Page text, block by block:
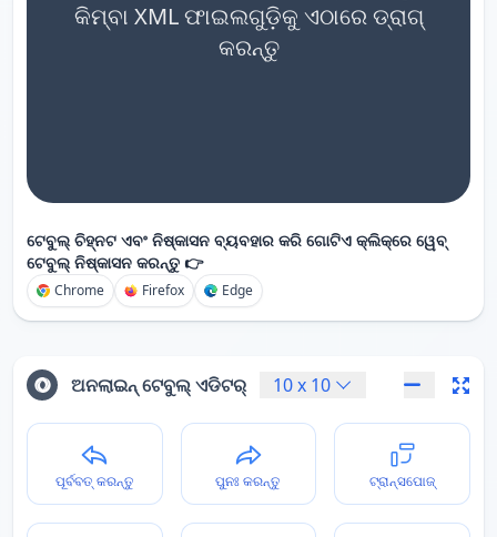
କିମ୍ବା XML ଫାଇଲଗୁଡ଼ିକୁ ଏଠାରେ ଡ୍ରାଗ୍
କରନ୍ତୁ
ଟେବୁଲ୍ ଚିହ୍ନଟ ଏବଂ ନିଷ୍କାସନ ବ୍ୟବହାର କରି ଗୋଟିଏ କ୍ଲିକ୍‌ରେ ୱେବ୍
ଟେବୁଲ୍ ନିଷ୍କାସନ କରନ୍ତୁ 👉
Chrome Firefox Edge
ଅନଲାଇନ୍ ଟେବୁଲ୍ ଏଡିଟର୍ 10x 10
ପୂର୍ବବତ୍ କରନ୍ତୁ ପୁନଃ କରନ୍ତୁ ଟ୍ରାନ୍ସପୋଜ୍